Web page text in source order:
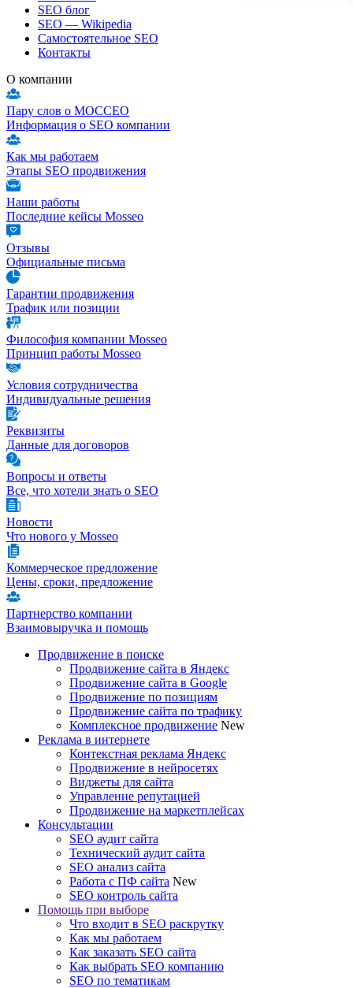
SEO блог
SEO — Wikipedia
Самостоятельное SEO
Контакты
О компании
Пару слов о МОССЕО
Информация о SEO компании
Как мы работаем
Этапы SEO продвижения
Наши работы
Последние кейсы Mosseo
Отзывы
Официальные письма
Гарантии продвижения
Трафик или позиции
Философия компании Mosseo
Принцип работы Mosseo
Условия сотрудничества
Индивидуальные решения
Реквизиты
Данные для договоров
Вопросы и ответы
Все, что хотели знать о SEO
Новости
Что нового у Mosseo
Коммерческое предложение
Цены, сроки, предложение
Партнерство компании
Взаимовыручка и помощь
Продвижение в поиске
Продвижение сайта в Яндекс
Продвижение сайта в Google
Продвижение по позициям
Продвижение сайта по трафику
Комплексное продвижение New
Реклама в интернете
Контекстная реклама Яндекс
Продвижение в нейросетях
Виджеты для сайта
Управление репутацией
Продвижение на маркетплейсах
Консультации
SEO аудит сайта
Технический аудит сайта
SEO анализ сайта
Работа с ПФ сайта New
SEO контроль сайта
Помощь при выборе
Что входит в SEO раскрутку
Как мы работаем
Как заказать SEO сайта
Как выбрать SEO компанию
SEO по тематикам